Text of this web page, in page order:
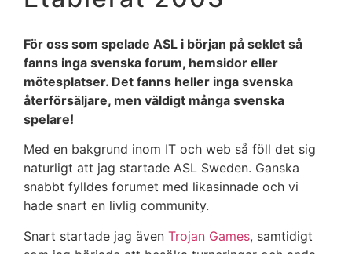
För oss som spelade ASL i början på seklet så
fanns inga svenska forum, hemsidor eller
mötesplatser. Det fanns heller inga svenska
återförsäljare, men väldigt många svenska
spelare!
Med en bakgrund inom IT och web så föll det sig
naturligt att jag startade ASL Sweden. Ganska
snabbt fylldes forumet med likasinnade och vi
hade snart en livlig community.
Snart startade jag även Trojan Games, samtidigt